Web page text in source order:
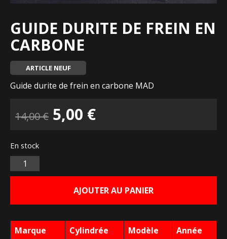
GUIDE DURITE DE FREIN EN
CARBONE
ARTICLE NEUF
Guide durite de frein en carbone MAD
14,00€ Le
était :
14,00 €.
5,00 €Le
est :
5,00 €.
En stock
Quantité
AJOUTER AU PANIER
Marque Cylindrée Modèle Année